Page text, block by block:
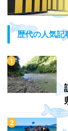
歴代の人気記